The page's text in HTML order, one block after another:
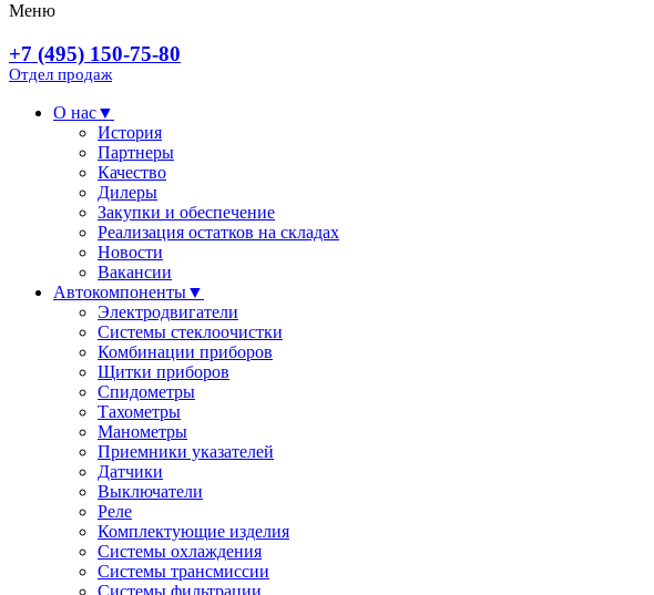
Меню
+7 (495) 150-75-80
Отдел продаж
О нас▼
История
Партнеры
Качество
Дилеры
Закупки и обеспечение
Реализация остатков на складах
Новости
Вакансии
Автокомпоненты▼
Электродвигатели
Системы стеклоочистки
Комбинации приборов
Щитки приборов
Спидометры
Тахометры
Манометры
Приемники указателей
Датчики
Выключатели
Реле
Комплектующие изделия
Системы охлаждения
Системы трансмиссии
Системы фильтрации